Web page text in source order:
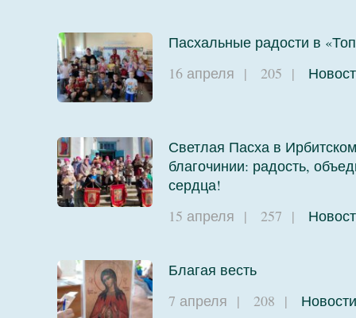
Пасхальные радости в
16 апреля | 205 |
Светлая Пасха в Ирбитском
благочинии: радость,
сердца!
15 апреля | 257 |
Благая весть
7 апреля | 208 | Новости